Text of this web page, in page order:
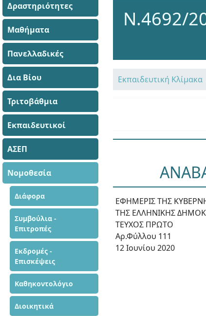
Δραστηριότητες
Μαθήματα
Πανελλαδικές
Δια Βίου
Τριτοβάθμια
Εκπαιδευτικοί
ΑΣΕΠ
Νομοθεσία
Διάφορα
Συμβούλια -
Επιτροπές
Εκδρομές -
Επισκέψεις
Καθηκοντολόγιο
Διοικητικά
Ν.4692/
Εκπαιδευτική Κλίμακα
ΕΦΗΜΕΡΙΣ ΤΗΣ
ΤΗΣ ΕΛΛΗΝΙΚΗΣ
ΤΕΥΧΟΣ ΠΡΩΤΟ
Αρ.Φύλλου 111
12 Ιουνίου 2020